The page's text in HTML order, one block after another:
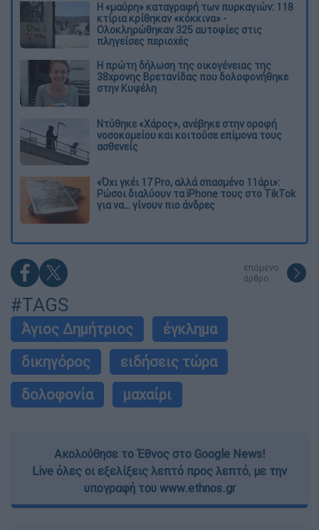
Η «μαύρη» καταγραφή των πυρκαγιών: 118
κτίρια κρίθηκαν «κόκκινα» -
Ολοκληρώθηκαν 325 αυτοψίες στις
πληγείσες περιοχές
Η πρώτη δήλωση της οικογένειας της
38χρονης Βρετανίδας που δολοφονήθηκε
στην Κυψέλη
Ντύθηκε «Χάρος», ανέβηκε στην οροφή
νοσοκομείου και κοιτούσε επίμονα τους
ασθενείς
«Όχι γκέι 17 Pro, αλλά σπασμένο 11άρι»:
Ρώσοι διαλύουν τα iPhone τους στο TikTok
για να... γίνουν πιο άνδρες
επόμενο
άρθρο
#TAGS
Άγιος Δημήτριος
έγκλημα
δικηγόρος
ειδήσεις τώρα
δολοφονία
μαχαίρι
Ακολούθησε το Έθνος στο Google News!
Live όλες οι εξελίξεις λεπτό προς λεπτό, με την
υπογραφή του www.ethnos.gr